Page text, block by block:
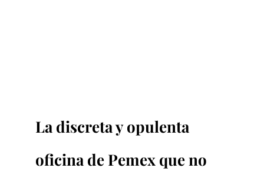
La discreta y opulenta
oficina de Pemex que no